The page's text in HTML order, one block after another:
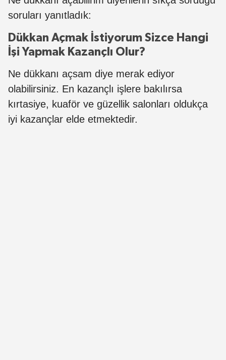
soruları yanıtladık:
Dükkan Açmak İstiyorum Sizce Hangi
İşi Yapmak Kazançlı Olur?
Ne dükkanı açsam diye merak ediyor
olabilirsiniz. En kazançlı işlere bakılırsa
kırtasiye, kuaför ve güzellik salonları oldukça
iyi kazançlar elde etmektedir.